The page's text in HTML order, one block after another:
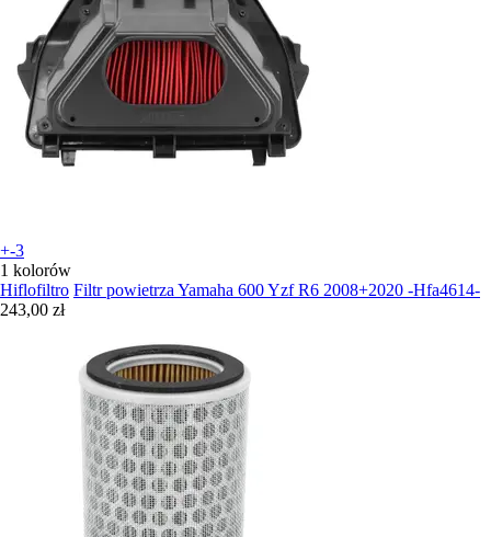
+-3
1 kolorów
Hiflofiltro Filtr powietrza Yamaha 600 Yzf R6 2008+2020 -Hfa4614-
243,00 zł